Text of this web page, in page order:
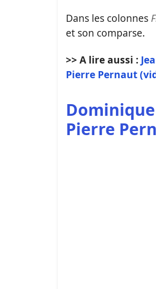
Dans les colonnes
et son comparse.
>> A lire aussi :
Pierre Pernaut
Pierre